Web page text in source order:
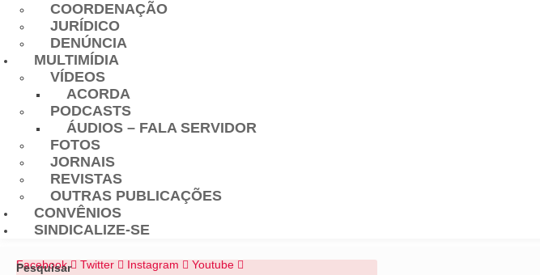
COORDENAÇÃO
JURÍDICO
DENÚNCIA
MULTIMÍDIA
VÍDEOS
ACORDA
PODCASTS
ÁUDIOS – FALA SERVIDOR
FOTOS
JORNAIS
REVISTAS
OUTRAS PUBLICAÇÕES
CONVÊNIOS
SINDICALIZE-SE
Facebook Twitter Instagram Youtube
Pesquisar